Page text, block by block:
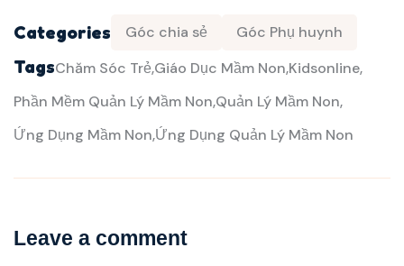
Categories Góc chia sẻ Góc Phụ huynh
TagsChăm Sóc Trẻ Giáo Dục Mầm Non Kidsonline
Phần Mềm Quản Lý Mầm Non Quản Lý Mầm Non
Ứng Dụng Mầm Non Ứng Dụng Quản Lý Mầm Non
Leave a comment